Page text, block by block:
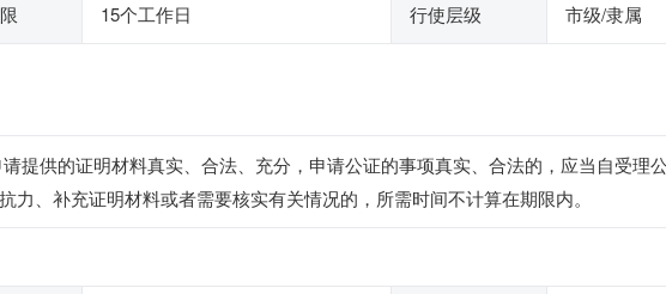
15个工作日 行使层级 市级/隶属
提供的证明材料真实、合法、充分，申请公证的事项真实、合法的，应当自受理
、补充证明材料或者需要核实有关情况的，所需时间不计算在期限内。